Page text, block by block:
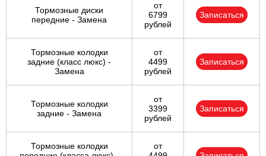
Тормозные диски
передние - Замена
от
6799
рублей
Записаться
Тормозные колодки
задние (класс люкс) -
Замена
от
4499
рублей
Записаться
Тормозные колодки
задние - Замена
от
3399
рублей
Записаться
Тормозные колодки
от